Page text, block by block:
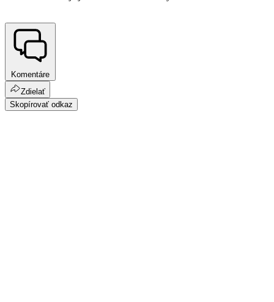
Komentáre
Zdielať
Skopírovať odkaz